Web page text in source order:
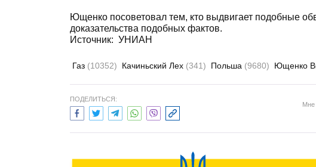
Ющенко посоветовал тем, кто выдвигает подобные
доказательства подобных фактов.
Источник: УНИАН
Газ (10352) Качиньский Лех (341) Польша (9680) Ющенко
ПОДЕЛИТЬСЯ:
Мне